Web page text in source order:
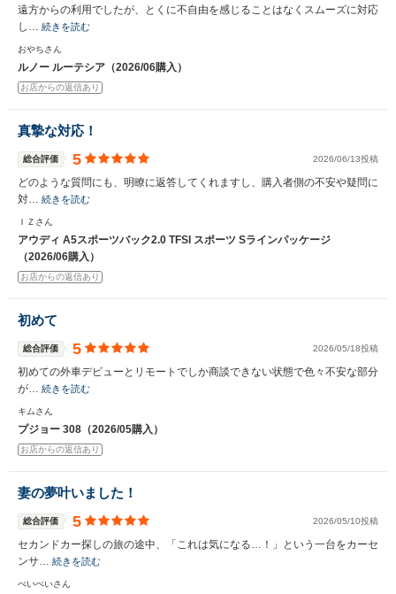
遠方からの利用でしたが、とくに不自由を感じることはなくスムーズに対応
し… 続きを読む
おやちさん
ルノー ルーテシア（2026/06購入）
お店からの返信あり
真摯な対応！
総合評価 5 2026/06/13投稿
どのような質問にも、明瞭に返答してくれますし、購入者側の不安や疑問に
対… 続きを読む
ＩＺさん
アウディ A5スポーツバック2.0 TFSI スポーツ Sラインパッケージ
（2026/06購入）
お店からの返信あり
初めて
総合評価 5 2026/05/18投稿
初めての外車デビューとリモートでしか商談できない状態で色々不安な部分
が… 続きを読む
キムさん
プジョー 308（2026/05購入）
お店からの返信あり
妻の夢叶いました！
総合評価 5 2026/05/10投稿
セカンドカー探しの旅の途中、「これは気になる…！」という一台をカーセ
ンサ… 続きを読む
ぺいぺいさん